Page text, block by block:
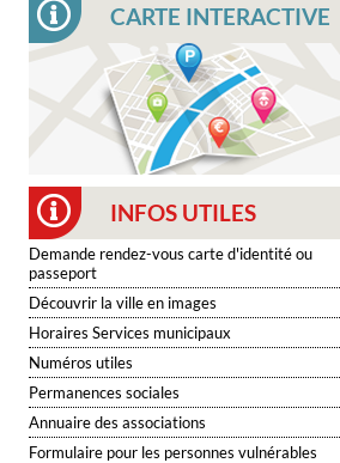
CARTE INTERACTIVE
INFOS UTILES
Demande rendez-vous carte d'identité ou
passeport
Découvrir la ville en images
Horaires Services municipaux
Numéros utiles
Permanences sociales
Annuaire des associations
Formulaire pour les personnes vulnérables